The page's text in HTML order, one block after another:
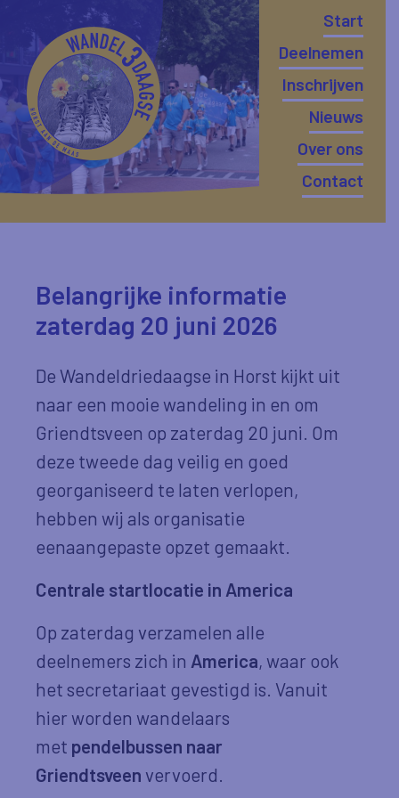
Start
Deelnemen
Inschrijven
Nieuws
Over ons
Contact
Belangrijke informatie
zaterdag 20 juni 2026
De Wandeldriedaagse in Horst kijkt uit
naar een mooie wandeling in en om
Griendtsveen op zaterdag 20 juni. Om
deze tweede dag veilig en goed
georganiseerd te laten verlopen,
hebben wij als organisatie
eenaangepaste opzet gemaakt.
Centrale startlocatie in America
Op zaterdag verzamelen alle
deelnemers zich in America, waar ook
het secretariaat gevestigd is. Vanuit
hier worden wandelaars
met pendelbussen naar
Griendtsveen vervoerd.